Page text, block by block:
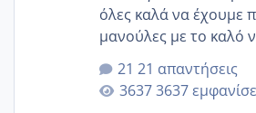
όλες καλά να έχουμε
μανούλες με το καλό
αυτές που ήδη
γερα μωράκια στην
🙏🏼🙏🏼 Ας πάμε λοιπόν στο θέμα μου.
21 απαντήσεις
3637